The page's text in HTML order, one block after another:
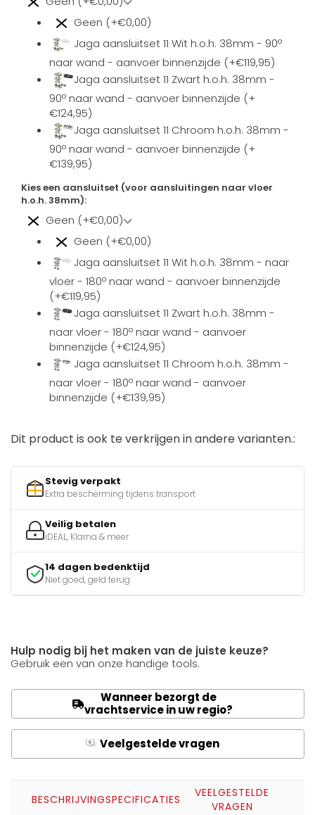
Geen (+€0,00)
Jaga aansluitset 11 Wit h.o.h. 38mm - 90º
naar wand - aanvoer binnenzijde (+€119,95)
Jaga aansluitset 11 Zwart h.o.h. 38mm -
90º naar wand - aanvoer binnenzijde (+
€124,95)
Jaga aansluitset 11 Chroom h.o.h. 38mm -
90º naar wand - aanvoer binnenzijde (+
€139,95)
Kies een aansluitset (voor aansluitingen naar vloer
h.o.h. 38mm):
Geen (+€0,00)
Geen (+€0,00)
Jaga aansluitset 11 Wit h.o.h. 38mm - naar
vloer - 180º naar wand - aanvoer binnenzijde
(+€119,95)
Jaga aansluitset 11 Zwart h.o.h. 38mm -
naar vloer - 180º naar wand - aanvoer
binnenzijde (+€124,95)
Jaga aansluitset 11 Chroom h.o.h. 38mm -
naar vloer - 180º naar wand - aanvoer
binnenzijde (+€139,95)
Dit product is ook te verkrijgen in andere varianten.:
Stevig verpakt
Extra bescherming tijdens transport
Veilig betalen
iDEAL, Klarna & meer
14 dagen bedenktijd
Niet goed, geld terug
Hulp nodig bij het maken van de juiste keuze?
Gebruik een van onze handige tools.
Wanneer bezorgt de
vrachtservice in uw regio?
Q Veelgestelde vragen
BESCHRIJVINGSPECIFICATIES
VEELGESTELDE
VRAGEN